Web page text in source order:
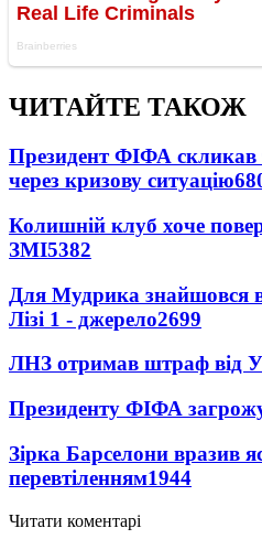
ЧИТАЙТЕ ТАКОЖ
Президент ФІФА скликав
через кризову ситуацію
Колишній клуб хоче
ЗМІ5382
Для Мудрика знайшовся
Лізі 1 - джерело2699
ЛНЗ отримав штраф від
Президенту ФІФА
Зірка Барселони вразив
перевтіленням1944
Читати коментарі